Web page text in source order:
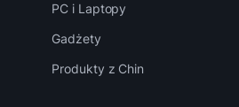
PC i Laptopy
Gadżety
Produkty z Chin